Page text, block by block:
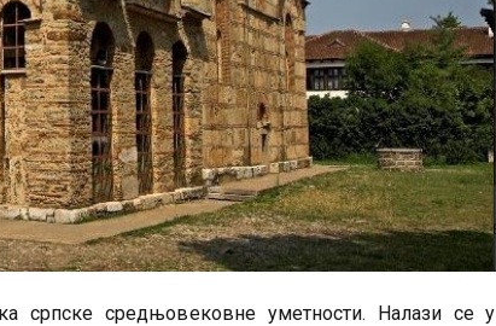
српске средњовековне уметности. Налази се у